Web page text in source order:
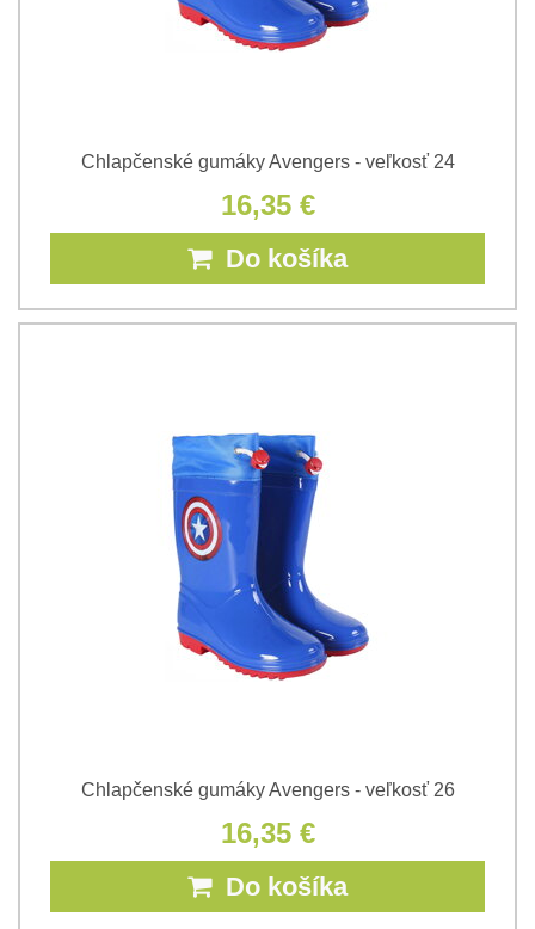
Chlapčenské gumáky Avengers - veľkosť 24
16,35 €
Do košíka
Chlapčenské gumáky Avengers - veľkosť 26
16,35 €
Do košíka